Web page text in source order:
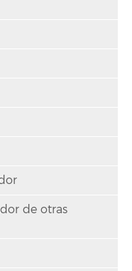
de otras